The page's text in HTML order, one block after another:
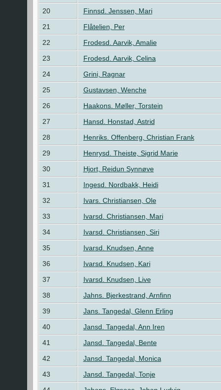
20
Finnsd. Jenssen, Mari
21
Flåtelien, Per
22
Frodesd. Aarvik, Amalie
23
Frodesd. Aarvik, Celina
24
Grini, Ragnar
25
Gustavsen, Wenche
26
Haakons. Møller, Torstein
27
Hansd. Honstad, Astrid
28
Henriks. Offenberg, Christian Frank
29
Henrysd. Theiste, Sigrid Marie
30
Hjort, Reidun Synnøve
31
Ingesd. Nordbakk, Heidi
32
Ivars. Christiansen, Ole
33
Ivarsd. Christiansen, Mari
34
Ivarsd. Christiansen, Siri
35
Ivarsd. Knudsen, Anne
36
Ivarsd. Knudsen, Kari
37
Ivarsd. Knudsen, Live
38
Jahns. Bjerkestrand, Arnfinn
39
Jans. Tangedal, Glenn Erling
40
Jansd. Tangedal, Ann Iren
41
Jansd. Tangedal, Bente
42
Jansd. Tangedal, Monica
43
Jansd. Tangedal, Tonje